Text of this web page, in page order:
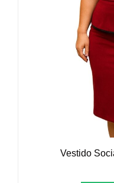
Vestido